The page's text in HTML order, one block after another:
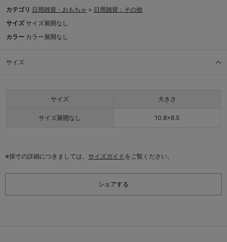
カテゴリ 日用雑貨・おもちゃ > 日用雑貨：その他
サイズ サイズ展開なし
カラー カラー展開なし
サイズ
サイズ 大きさ
サイズ展開なし 10.8×8.5
※採寸の詳細につきましては、 サイズガイドをご覧ください。
シェアする